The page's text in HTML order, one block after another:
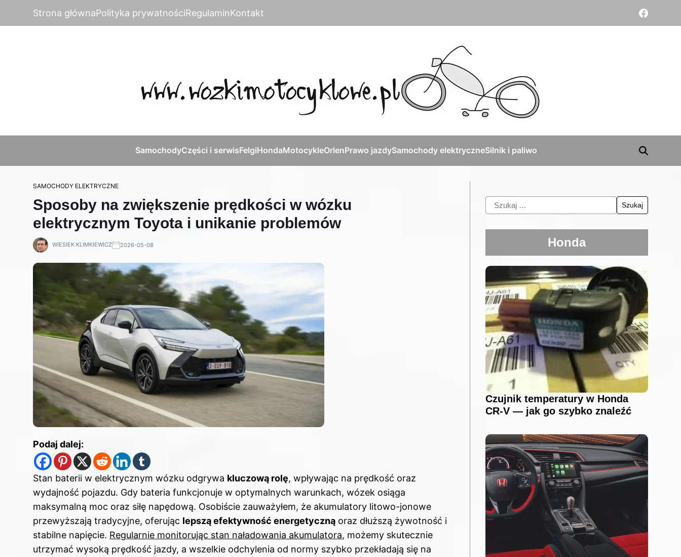
Strona głównaPolityka prywatnościRegulaminKontakt
SamochodyCzęści i serwisFelgiHondaMotocykleOrlenPrawo jazdySamochody elektryczneSilnik i paliwo
SAMOCHODY ELEKTRYCZNE
Sposoby na zwiększenie prędkości w wózku
elektrycznym Toyota i unikanie problemów
WIESIEK KLIMKIEWICZ 2026-05-08
Podaj dalej:
Stan baterii w elektrycznym wózku odgrywa kluczową rolę, wpływając na prędkość oraz
wydajność pojazdu. Gdy bateria funkcjonuje w optymalnych warunkach, wózek osiąga
maksymalną moc oraz siłę napędową. Osobiście zauważyłem, że akumulatory litowo-jonowe
przewyższają tradycyjne, oferując lepszą efektywność energetyczną oraz dłuższą żywotność i
stabilne napięcie. Regularnie monitorując stan naładowania akumulatora, możemy skutecznie
utrzymać wysoką prędkość jazdy, a wszelkie odchylenia od normy szybko przekładają się na
Honda
Czujnik temperatury w Honda
CR-V — jak go szybko znaleźć